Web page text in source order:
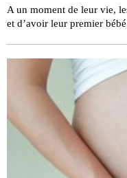
A un moment de leur vie,
et d’avoir leur premier